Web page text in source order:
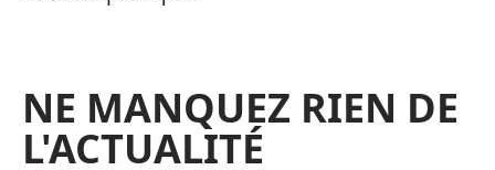
NE MANQUEZ RIEN DE
L'ACTUALITÉ